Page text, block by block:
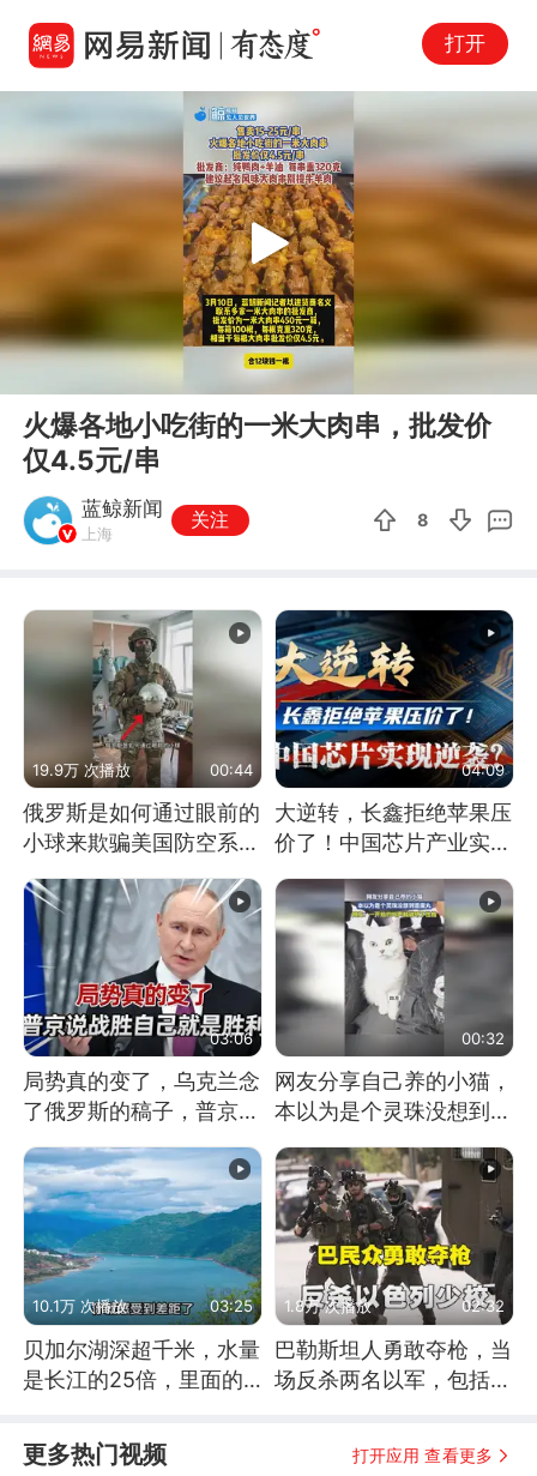
打开
Play
火爆各地小吃街的一米大肉串，批发价
仅4.5元/串
蓝鲸新闻
上海
关注 8
19.9万 次播放 00:44
俄罗斯是如何通过眼前的
小球来欺骗美国防空系统
的
04:09
大逆转，长鑫拒绝苹果压
价了！中国芯片产业实现
怎样的逆袭？
03:06
局势真的变了，乌克兰念
了俄罗斯的稿子，普京说
00:32
网友分享自己养的小猫，
本以为是个灵珠没想到是
10.1万 次播放 03:25
贝加尔湖深超千米，水量
是长江的25倍，里面的
1.8万 次播放 02:32
巴勒斯坦人勇敢夺枪，当
场反杀两名以军，包括一
更多热门视频 打开应用 查看更多